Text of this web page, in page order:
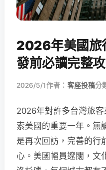
2026年美國旅
發前必讀完整
2026/5/1作者： 客座投稿分
2026年對許多台灣旅
索美國的重要一年。無
是再次回訪，完善的行
心。美國幅員遼闊，文